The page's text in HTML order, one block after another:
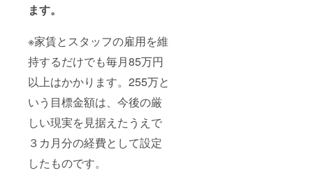
ます。
※家賃とスタッフの雇用を維
持するだけでも毎月85万円
以上はかかります。255万と
いう目標金額は、今後の厳
しい現実を見据えたうえで
３カ月分の経費として設定
したものです。